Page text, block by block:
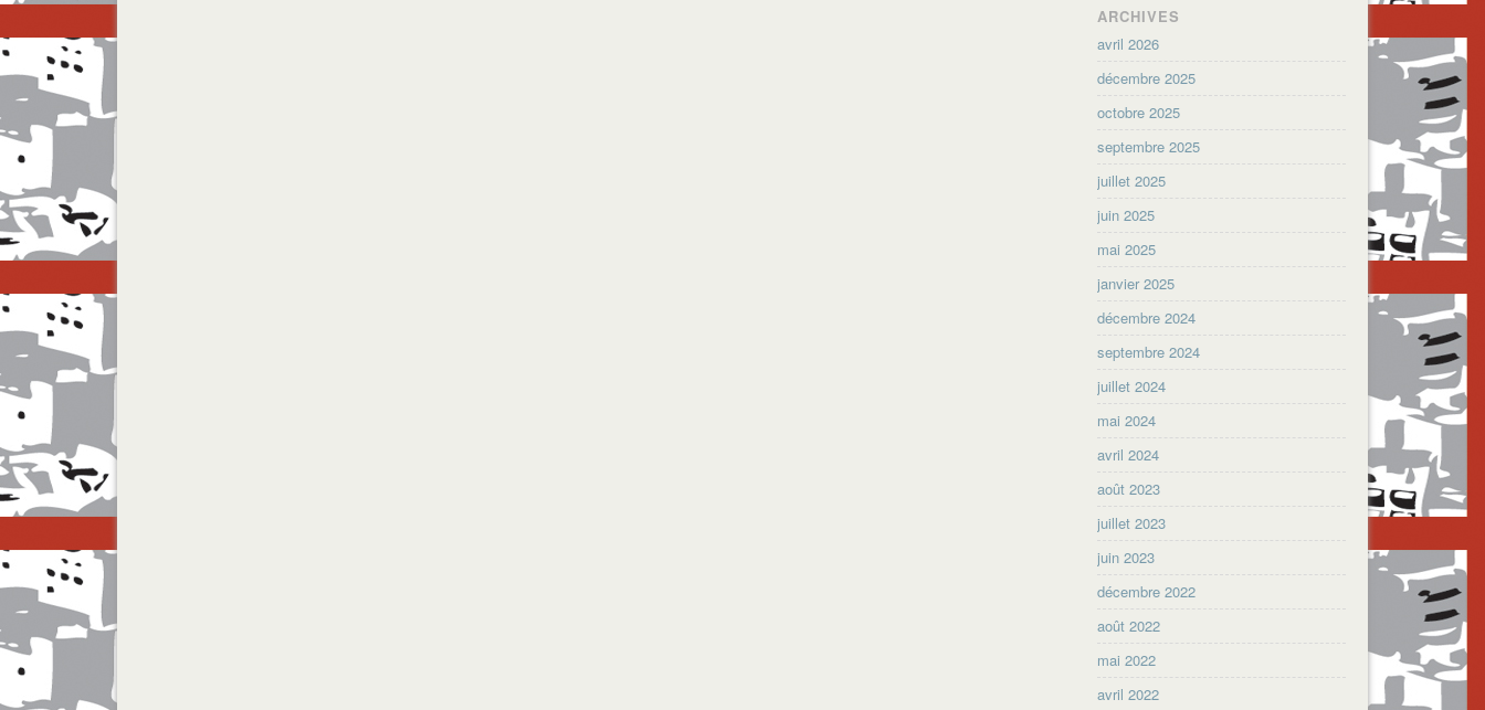
ARCHIVES
avril 2026
décembre 2025
octobre 2025
septembre 2025
juillet 2025
juin 2025
mai 2025
janvier 2025
décembre 2024
septembre 2024
juillet 2024
mai 2024
avril 2024
août 2023
juillet 2023
juin 2023
décembre 2022
août 2022
mai 2022
avril 2022